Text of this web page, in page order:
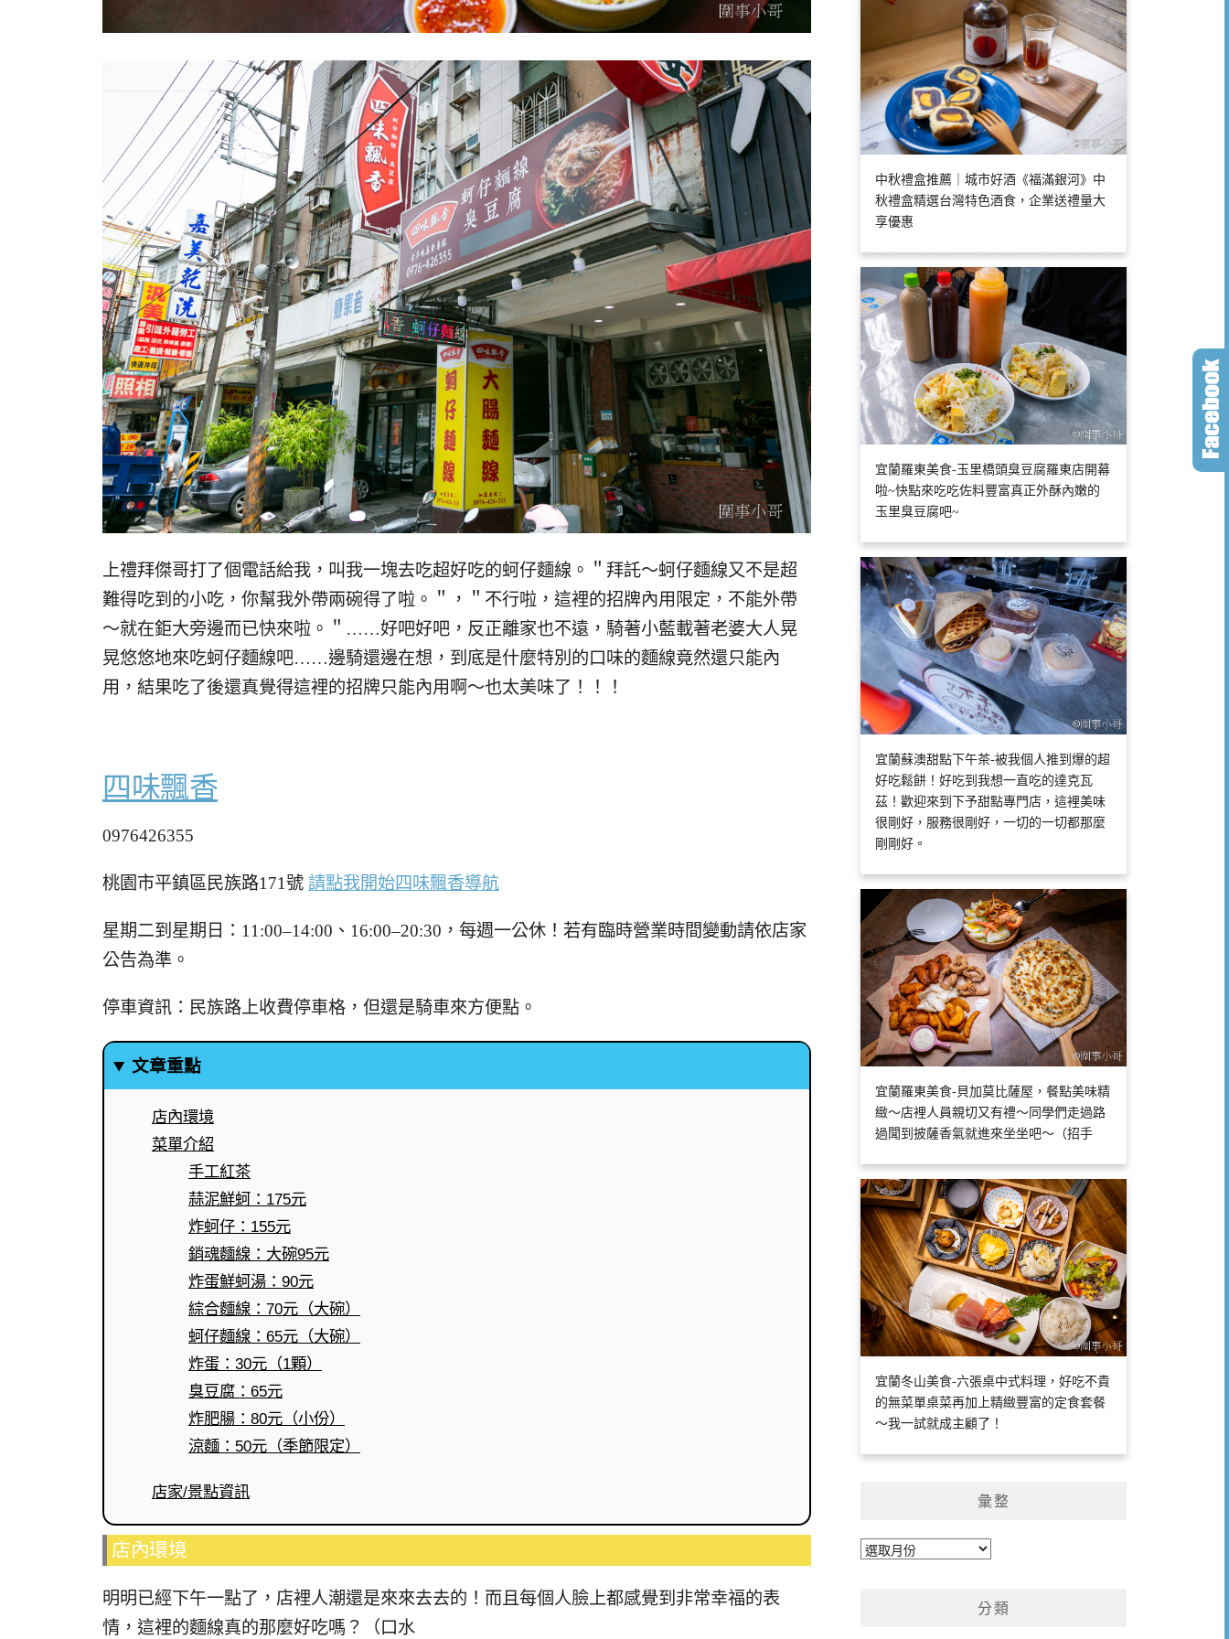
上禮拜傑哥打了個電話給我，叫我一塊去吃超好吃的蚵仔麵線。＂拜託～蚵仔麵線又不是超
難得吃到的小吃，你幫我外帶兩碗得了啦。＂，＂不行啦，這裡的招牌內用限定，不能外帶
～就在鉅大旁邊而已快來啦。＂……好吧好吧，反正離家也不遠，騎著小藍載著老婆大人晃
晃悠悠地來吃蚵仔麵線吧……邊騎還邊在想，到底是什麼特別的口味的麵線竟然還只能內
用，結果吃了後還真覺得這裡的招牌只能內用啊～也太美味了！！！
四味飄香
0976426355
桃園市平鎮區民族路171號 請點我開始四味飄香導航
星期二到星期日：11:00–14:00、16:00–20:30，每週一公休！若有臨時營業時間變動請依店家
公告為準。
停車資訊：民族路上收費停車格，但還是騎車來方便點。
文章重點
店內環境
菜單介紹
手工紅茶
蒜泥鮮蚵：175元
炸蚵仔：155元
銷魂麵線：大碗95元
炸蛋鮮蚵湯：90元
綜合麵線：70元（大碗）
蚵仔麵線：65元（大碗）
炸蛋：30元（1顆）
臭豆腐：65元
炸肥腸：80元（小份）
涼麵：50元（季節限定）
店家/景點資訊
店內環境
明明已經下午一點了，店裡人潮還是來來去去的！而且每個人臉上都感覺到非常幸福的表
情，這裡的麵線真的那麼好吃嗎？（口水
中秋禮盒推薦｜城市好酒《福滿銀河》中
秋禮盒精選台灣特色酒食，企業送禮量大
享優惠
宜蘭羅東美食-玉里橋頭臭豆腐羅東店開幕
啦~快點來吃吃佐料豐富真正外酥內嫩的
玉里臭豆腐吧~
宜蘭蘇澳甜點下午茶-被我個人推到爆的超
好吃鬆餅！好吃到我想一直吃的達克瓦
茲！歡迎來到下予甜點專門店，這裡美味
很剛好，服務很剛好，一切的一切都那麼
剛剛好。
宜蘭羅東美食-貝加莫比薩屋，餐點美味精
緻～店裡人員親切又有禮～同學們走過路
過聞到披薩香氣就進來坐坐吧～（招手
宜蘭冬山美食-六張桌中式料理，好吃不貴
的無菜單桌菜再加上精緻豐富的定食套餐
～我一試就成主顧了！
彙整
彙
分類